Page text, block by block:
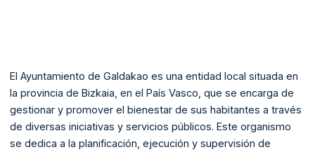
El Ayuntamiento de Galdakao es una entidad local situada en
la provincia de Bizkaia, en el País Vasco, que se encarga de
gestionar y promover el bienestar de sus habitantes a través
de diversas iniciativas y servicios públicos. Este organismo
se dedica a la planificación, ejecución y supervisión de